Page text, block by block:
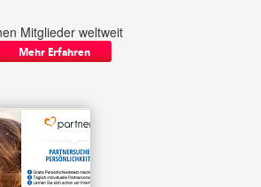
Mitglieder weltweit
Mehr Erfahren